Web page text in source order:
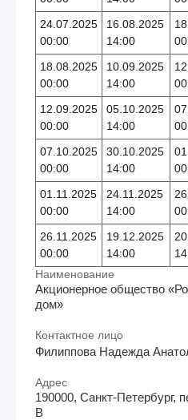
24.07.2025
00:00
16.08.2025
14:00
18.08.2025
00:00
10.09.2025
14:00
12.09.2025
00:00
05.10.2025
14:00
07.10.2025
00:00
30.10.2025
14:00
01.11.2025
00:00
24.11.2025
14:00
26.11.2025
00:00
19.12.2025
14:00
Наименование
Акционерное общество
дом»
Контактное лицо
Филиппова Надежда
Адрес
190000, Санкт-Петербург,
В